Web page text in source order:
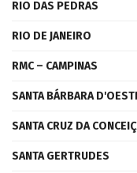
RIO DAS PEDRAS
RIO DE JANEIRO
RMC – CAMPINAS
SANTA BÁRBARA
SANTA CRUZ DA
SANTA GERTRUDES